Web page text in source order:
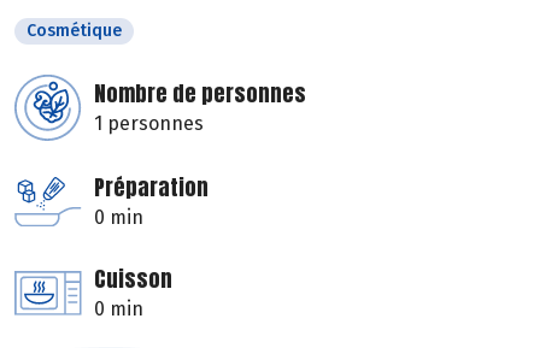
Cosmétique
Nombre de personnes
1 personnes
Préparation
0 min
Cuisson
0 min